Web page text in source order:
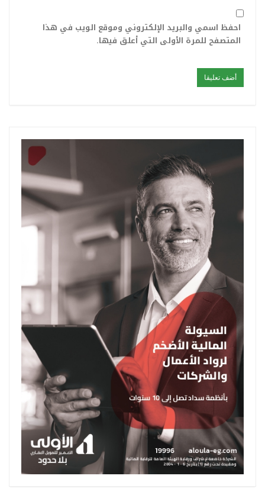
احفظ اسمي والبريد الإلكتروني وموقع الويب في هذا
المتصفح للمرة الأولى التي أعلق فيها.